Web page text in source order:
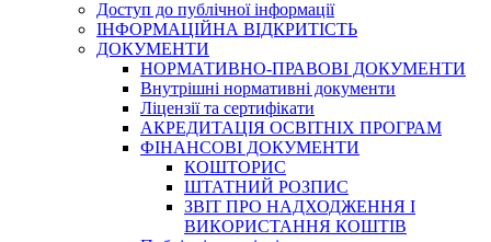
Доступ до публічної інформації
ІНФОРМАЦІЙНА ВІДКРИТІСТЬ
ДОКУМЕНТИ
НОРМАТИВНО-ПРАВОВІ ДОКУМЕНТИ
Внутрішні нормативні документи
Ліцензії та сертифікати
АКРЕДИТАЦІЯ ОСВІТНІХ ПРОГРАМ
ФІНАНСОВІ ДОКУМЕНТИ
КОШТОРИС
ШТАТНИЙ РОЗПИС
ЗВІТ ПРО НАДХОДЖЕННЯ І
ВИКОРИСТАННЯ КОШТІВ